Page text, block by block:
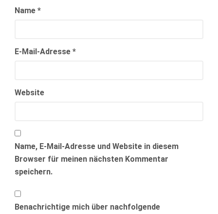
Name *
E-Mail-Adresse *
Website
Name, E-Mail-Adresse und Website in diesem
Browser für meinen nächsten Kommentar
speichern.
Benachrichtige mich über nachfolgende